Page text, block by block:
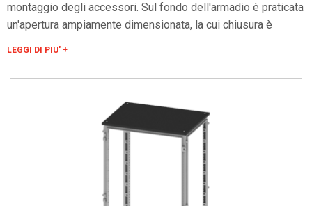
montaggio degli accessori. Sul fondo dell'armadio è praticata
un'apertura ampiamente dimensionata, la cui chiusura è
un telaio forato con passo 25 mm facilmente asportabile.
ancoraggio per ogni tipo di applicazione.
LEGGI DI PIU' +